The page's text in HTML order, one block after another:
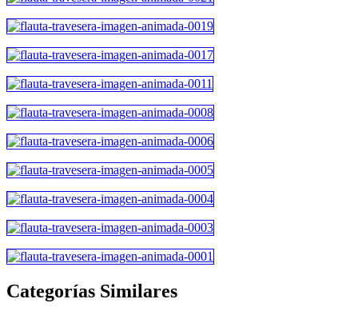
Categorías Similares